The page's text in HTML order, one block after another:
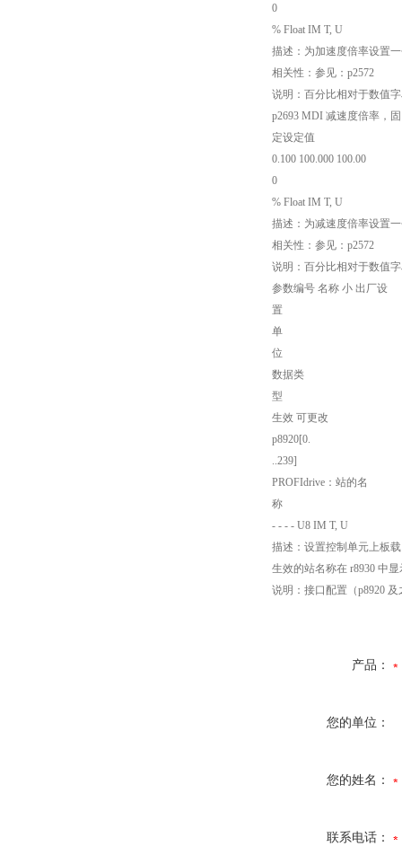
0
% Float IM T, U
描述：为加速度倍率设置
相关性：参见：p2572
说明：百分比相对于数值
p2693 MDI 减速度倍率，固
定设定值
0.100 100.000 100.00
0
% Float IM T, U
描述：为减速度倍率设置
相关性：参见：p2572
说明：百分比相对于数值
参数编号 名称 小 出厂设
置
单
位
数据类
型
生效 可更改
p8920[0.
..239]
PROFIdrive：站的名
称
- - - - U8 IM T, U
描述：设置控制单元上板
生效的站名称在 r8930 中显
说明：接口配置（p8920
产品：
您的单位：
您的姓名：
联系电话：